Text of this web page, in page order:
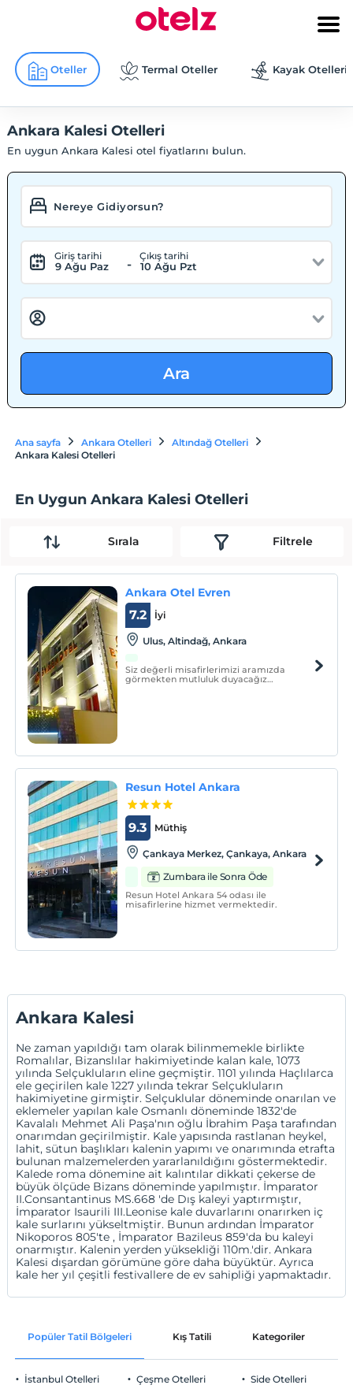
Oteller Termal Oteller Kayak Otelleri
Ankara Kalesi Otelleri
En uygun Ankara Kalesi otel fiyatlarını bulun.
Giriş tarihi
9 Ağu Paz -
Çıkış tarihi
10 Ağu Pzt
Ara
Ana sayfa Ankara Otelleri
Altındağ Otelleri
Ankara Kalesi Otelleri
En Uygun Ankara Kalesi Otelleri
Sırala Filtrele
Ankara Otel Evren
İyi
7.2
Ulus, Altindağ, Ankara
Siz değerli misafirlerimizi aramızda
görmekten mutluluk duyacağız
Resun Hotel Ankara
Müthiş
9.3
Çankaya Merkez, Çankaya, Ankara
Zumbara ile Sonra Öde
Resun Hotel Ankara 54 odası ile
misafirlerine hizmet vermektedir.
Ankara Kalesi
Ne zaman yapıldığı tam olarak bilinmemekle birlikte
Romalılar, Bizanslılar hakimiyetinde kalan kale, 1073
yılında Selçukluların eline geçmiştir. 1101 yılında Haçlılarca
ele geçirilen kale 1227 yılında tekrar Selçukluların
hakimiyetine girmiştir. Selçuklular döneminde onarılan ve
eklemeler yapılan kale Osmanlı döneminde 1832'de
Kavalalı Mehmet Ali Paşa'nın oğlu İbrahim Paşa tarafından
onarımdan geçirilmiştir. Kale yapısında rastlanan heykel,
lahit, sütun başlıkları kalenin yapımı ve onarımında etrafta
bulunan malzemelerden yararlanıldığını göstermektedir.
Kalede roma dönemine ait kalıntılar dikkati çekerse de
büyük ölçüde Bizans döneminde yapılmıştır. İmparator
II.Consantantinus MS.668 'de Dış kaleyi yaptırmıştır,
İmparator Isaurili III.Leonise kale duvarlarını onarırken iç
kale surlarını yükseltmiştir. Bunun ardından İmparator
Nikoporos 805'te , İmparator Bazileus 859'da bu kaleyi
onarmıştır. Kalenin yerden yüksekliği 110m.'dir. Ankara
Kalesi dışardan görümüne göre daha büyüktür. Ayrıca
kale her yıl çeşitli festivallere de ev sahipliği yapmaktadır.
Popüler Tatil Bölgeleri Kış Tatili Kategoriler
İstanbul Otelleri Çeşme Otelleri Side Otelleri